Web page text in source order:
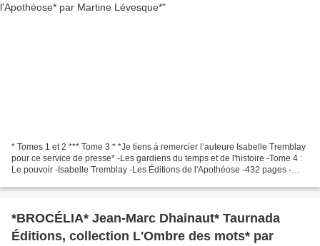
* Tomes 1 et 2 *** Tome 3 * *Je tiens à remercier l’auteure Isabelle Tremblay
pour ce service de presse* -Les gardiens du temps et de l'histoire -Tome 4 :
Le pouvoir -Isabelle Tremblay -Les Éditions de l'Apothéose -432 pages -
*BROCÉLIA* Jean-Marc Dhainaut* Taurnada
Éditions, collection L'Ombre des mots* par